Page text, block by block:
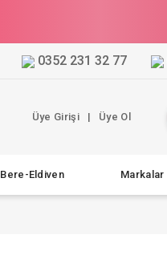
0352 231 32 77
Üye Girişi | Üye Ol
Bere-Eldiven Markalar